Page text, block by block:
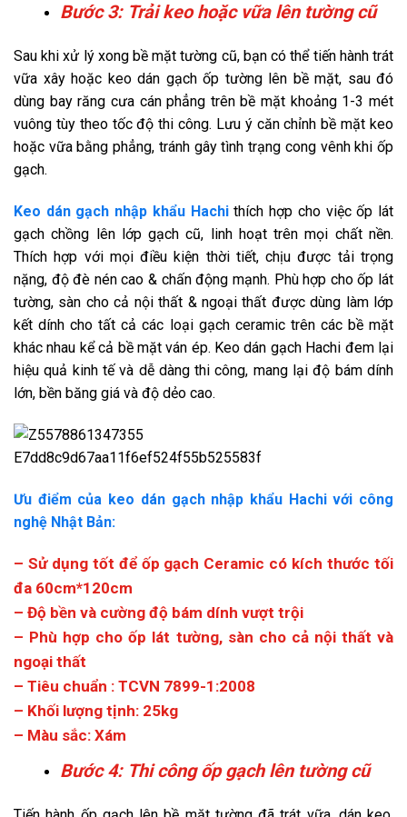
Bước 3: Trải keo hoặc vữa lên tường cũ
Sau khi xử lý xong bề mặt tường cũ, bạn có thể tiến hành trát
vữa xây hoặc keo dán gạch ốp tường lên bề mặt, sau đó
dùng bay răng cưa cán phẳng trên bề mặt khoảng 1-3 mét
vuông tùy theo tốc độ thi công. Lưu ý căn chỉnh bề mặt keo
hoặc vữa bằng phẳng, tránh gây tình trạng cong vênh khi ốp
gạch.
Keo dán gạch nhập khẩu Hachithích hợp cho việc ốp lát
gạch chồng lên lớp gạch cũ, linh hoạt trên mọi chất nền.
Thích hợp với mọi điều kiện thời tiết, chịu được tải trọng
nặng, độ đè nén cao & chấn động mạnh. Phù hợp cho ốp lát
tường, sàn cho cả nội thất & ngoại thất được dùng làm lớp
kết dính cho tất cả các loại gạch ceramic trên các bề mặt
khác nhau kể cả bề mặt ván ép. Keo dán gạch Hachi đem lại
hiệu quả kinh tế và dễ dàng thi công, mang lại độ bám dính
lớn, bền băng giá và độ dẻo cao.
Ưu điểm của keo dán gạch nhập khẩu Hachi với công
nghệ Nhật Bản:
– Sử dụng tốt để ốp gạch Ceramic có kích thước tối
đa 60cm*120cm
– Độ bền và cường độ bám dính vượt trội
– Phù hợp cho ốp lát tường, sàn cho cả nội thất và
ngoại thất
– Tiêu chuẩn : TCVN 7899-1:2008
– Khối lượng tịnh: 25kg
– Màu sắc: Xám
Bước 4: Thi công ốp gạch lên tường cũ